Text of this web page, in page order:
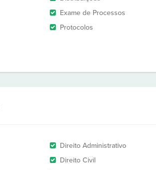
Exame de Processos
Protocolos
Direito Administrativo
Direito Civil